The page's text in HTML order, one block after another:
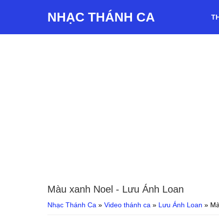
NHẠC THÁNH CA
Màu xanh Noel - Lưu Ánh Loan
Nhạc Thánh Ca » Video thánh ca » Lưu Ánh Loan »